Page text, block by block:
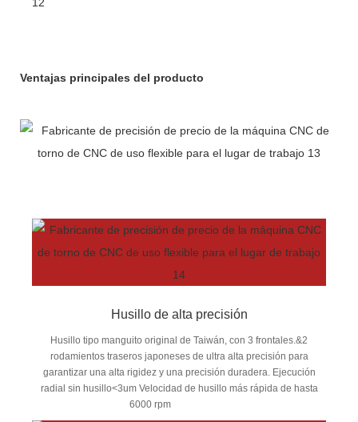
Ventajas principales del producto
Husillo de alta precisión
Husillo tipo manguito original de Taiwán, con 3 frontales.&2
rodamientos traseros japoneses de ultra alta precisión para
garantizar una alta rigidez y una precisión duradera. Ejecución
radial sin husillo<3um Velocidad de husillo más rápida de hasta
6000 rpm